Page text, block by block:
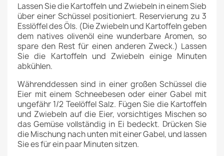
Lassen Sie die Kartoffeln und Zwiebeln in einem Sieb
über einer Schüssel positioniert. Reservierung zu 3
Esslöffel des Öls. (Die Zwiebeln und Kartoffeln geben
dem natives olivenöl eine wunderbare Aromen, so
spare den Rest für einen anderen Zweck.) Lassen
Sie die Kartoffeln und Zwiebeln einige Minuten
abkühlen.
Währenddessen sind in einer großen Schüssel die
Eier mit einem Schneebesen oder einer Gabel mit
ungefähr 1/2 Teelöffel Salz. Fügen Sie die Kartoffeln
und Zwiebeln auf die Eier, vorsichtiges Mischen so
das Gemüse vollständig in Ei bedeckt. Drücken Sie
die Mischung nach unten mit einer Gabel, und lassen
Sie es für ein paar Minuten sitzen.